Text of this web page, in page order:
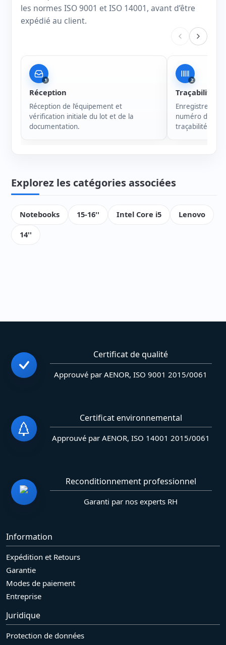
les normes ISO 9001 et ISO 14001, avant d’être
expédié au client.
1
Réception
Réception de l’équipement et
vérification initiale du lot et de la
documentation.
2
Traçabilité
numéro de
traçabilité de
Explorez les catégories associées
Notebooks 15-16'' Intel Core i5
Lenovo
14''
Certificat de qualité
Approuvé par AENOR, ISO 9001 2015/0061
Certificat environnemental
Approuvé par AENOR, ISO 14001 2015/0061
Reconditionnement professionnel
Garanti par nos experts RH
Information
Expédition et Retours
Garantie
Modes de paiement
Entreprise
Juridique
Protection de données